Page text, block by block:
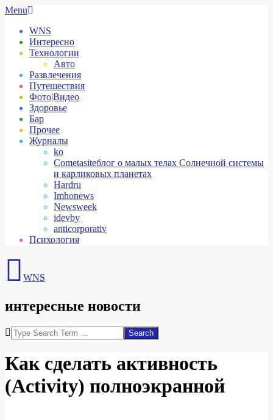
Skip
content
Secondary
Menu
Menu
WNS
Интересно
Технологии
Авто
Развлечения
Путешествия
Фото|Видео
Здоровье
Бар
Прочее
Журналы
ko
Cometasiteблог о малых телах Солнечной системы
и карликовых планетах
Hardru
Imhonews
Newsweek
idevby
anticorporativ
Психология
WNS
интересные новости
Search
Как сделать активность
(Activity) полноэкранной